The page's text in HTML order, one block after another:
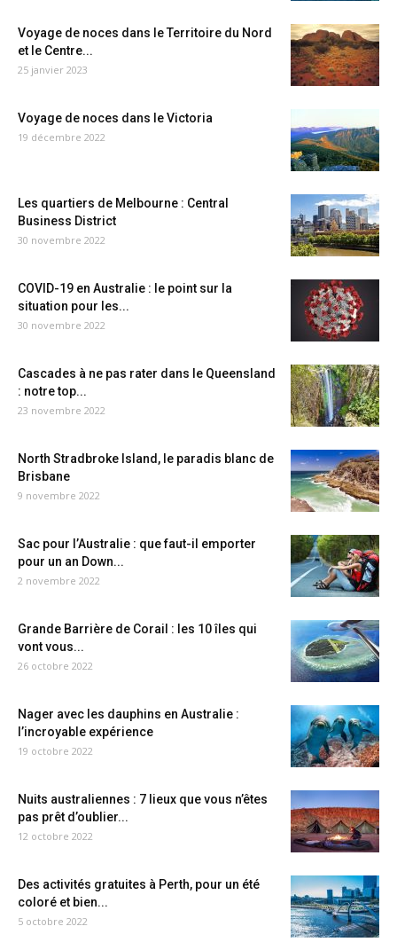
Voyage de noces dans le Territoire du Nord
et le Centre...
25 janvier 2023
Voyage de noces dans le Victoria
19 décembre 2022
Les quartiers de Melbourne : Central
Business District
30 novembre 2022
COVID-19 en Australie : le point sur la
situation pour les...
30 novembre 2022
Cascades à ne pas rater dans le Queensland
: notre top...
23 novembre 2022
North Stradbroke Island, le paradis blanc de
Brisbane
9 novembre 2022
Sac pour l’Australie : que faut-il emporter
pour un an Down...
2 novembre 2022
Grande Barrière de Corail : les 10 îles qui
vont vous...
26 octobre 2022
Nager avec les dauphins en Australie :
l’incroyable expérience
19 octobre 2022
Nuits australiennes : 7 lieux que vous n’êtes
pas prêt d’oublier...
12 octobre 2022
Des activités gratuites à Perth, pour un été
coloré et bien...
5 octobre 2022